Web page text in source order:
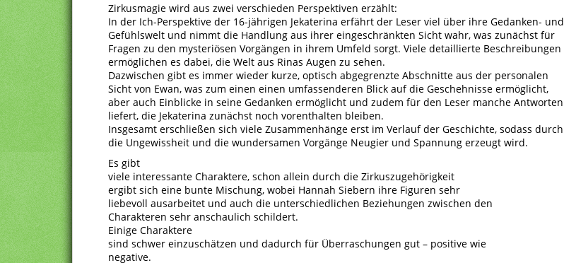
Zirkusmagie wird aus zwei verschieden Perspektiven erzählt:
In der Ich-Perspektive der 16-jährigen Jekaterina erfährt der Leser viel über ihre Gedanken- und
Gefühlswelt und nimmt die Handlung aus ihrer eingeschränkten Sicht wahr, was zunächst für
Fragen zu den mysteriösen Vorgängen in ihrem Umfeld sorgt. Viele detaillierte Beschreibungen
ermöglichen es dabei, die Welt aus Rinas Augen zu sehen.
Dazwischen gibt es immer wieder kurze, optisch abgegrenzte Abschnitte aus der personalen
Sicht von Ewan, was zum einen einen umfassenderen Blick auf die Geschehnisse ermöglicht,
aber auch Einblicke in seine Gedanken ermöglicht und zudem für den Leser manche Antworten
liefert, die Jekaterina zunächst noch vorenthalten bleiben.
Insgesamt erschließen sich viele Zusammenhänge erst im Verlauf der Geschichte, sodass durch
die Ungewissheit und die wundersamen Vorgänge Neugier und Spannung erzeugt wird.
Es gibt
viele interessante Charaktere, schon allein durch die Zirkuszugehörigkeit
ergibt sich eine bunte Mischung, wobei Hannah Siebern ihre Figuren sehr
liebevoll ausarbeitet und auch die unterschiedlichen Beziehungen zwischen den
Charakteren sehr anschaulich schildert.
Einige Charaktere
sind schwer einzuschätzen und dadurch für Überraschungen gut – positive wie
negative.